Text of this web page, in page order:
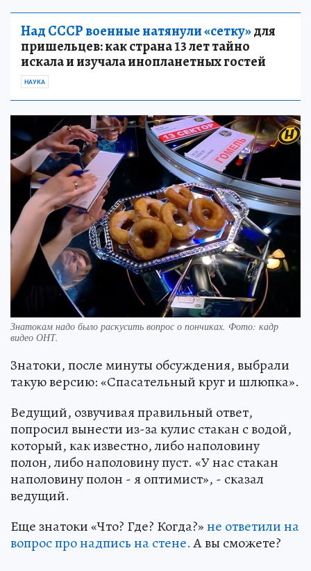
Над СССР военные натянули «сетку»для
пришельцев: как страна 13 лет тайно
искала и изучала инопланетных гостей
НАУКА
Знатокам надо было раскусить вопрос о пончиках. Фото: кадр
видео ОНТ.
Знатоки, после минуты обсуждения, выбрали
такую версию: «Спасательный круг и шлюпка».
Ведущий, озвучивая правильный ответ,
попросил вынести из-за кулис стакан с водой,
который, как известно, либо наполовину
полон, либо наполовину пуст. «У нас стакан
наполовину полон - я оптимист», - сказал
ведущий.
Еще знатоки «Что? Где? Когда?»не ответили на
вопрос про надпись на стене.А вы сможете?